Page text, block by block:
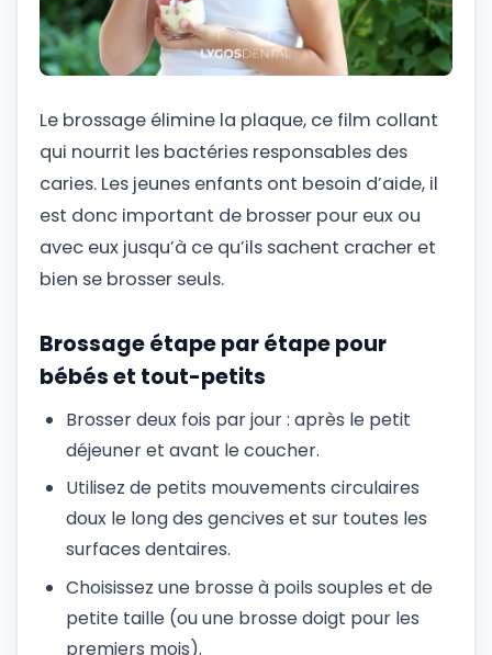
Le brossage élimine la plaque, ce film collant
qui nourrit les bactéries responsables des
caries. Les jeunes enfants ont besoin d’aide, il
est donc important de brosser pour eux ou
avec eux jusqu’à ce qu’ils sachent cracher et
bien se brosser seuls.
Brossage étape par étape pour
bébés et tout-petits
Brosser deux fois par jour : après le petit
déjeuner et avant le coucher.
Utilisez de petits mouvements circulaires
doux le long des gencives et sur toutes les
surfaces dentaires.
Choisissez une brosse à poils souples et de
petite taille (ou une brosse doigt pour les
premiers mois).